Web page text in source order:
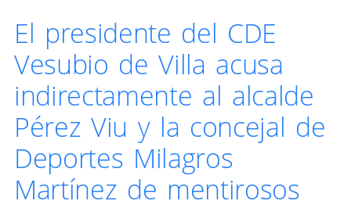
El presidente del CDE
Vesubio de Villa acusa
indirectamente al alcalde
Pérez Viu y la concejal de
Deportes Milagros
Martínez de mentirosos